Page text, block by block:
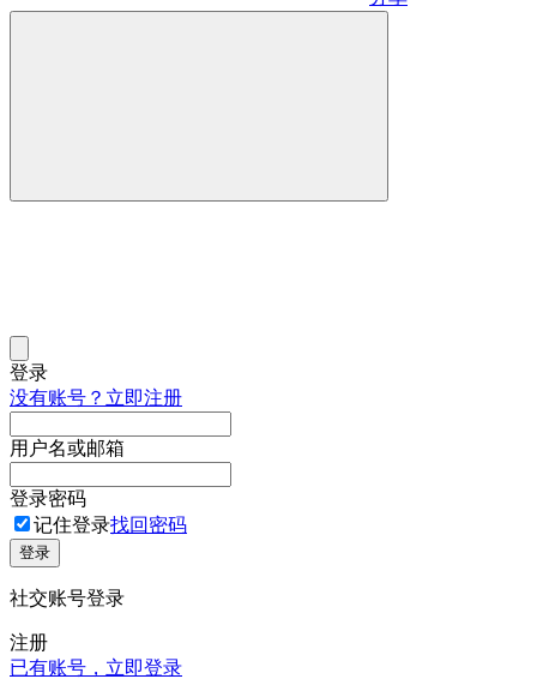
登录
没有账号？立即注册
用户名或邮箱
登录密码
记住登录找回密码
登录
社交账号登录
注册
已有账号，立即登录